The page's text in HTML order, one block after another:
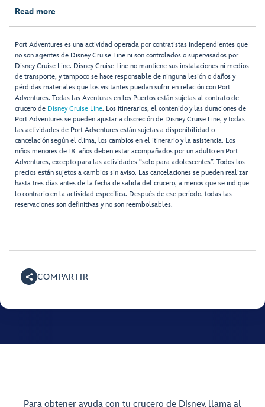
Read more
Port Adventures es una actividad operada por contratistas independientes que
no son agentes de Disney Cruise Line ni son controlados o supervisados por
Disney Cruise Line. Disney Cruise Line no mantiene sus instalaciones ni medios
de transporte, y tampoco se hace responsable de ninguna lesión o daños y
pérdidas materiales que los visitantes puedan sufrir en relación con Port
Adventures. Todas las Aventuras en los Puertos están sujetas al contrato de
crucero de Disney Cruise Line. Los itinerarios, el contenido y las duraciones de
Port Adventures se pueden ajustar a discreción de Disney Cruise Line, y todas
las actividades de Port Adventures están sujetas a disponibilidad o
cancelación según el clima, los cambios en el itinerario y la asistencia. Los
niños menores de 18 años deben estar acompañados por un adulto en Port
Adventures, excepto para las actividades “solo para adolescentes”. Todos los
precios están sujetos a cambios sin aviso. Las cancelaciones se pueden realizar
hasta tres días antes de la fecha de salida del crucero, a menos que se indique
lo contrario en la actividad específica. Después de ese período, todas las
reservaciones son definitivas y no son reembolsables.
COMPARTIR
Para obtener ayuda con tu crucero de Disney, llama al